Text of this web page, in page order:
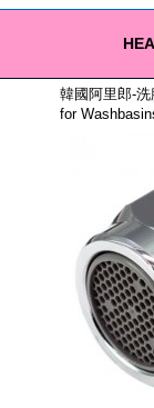
韓國阿里郎-
for